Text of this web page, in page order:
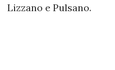
Lizzano e Pulsano.